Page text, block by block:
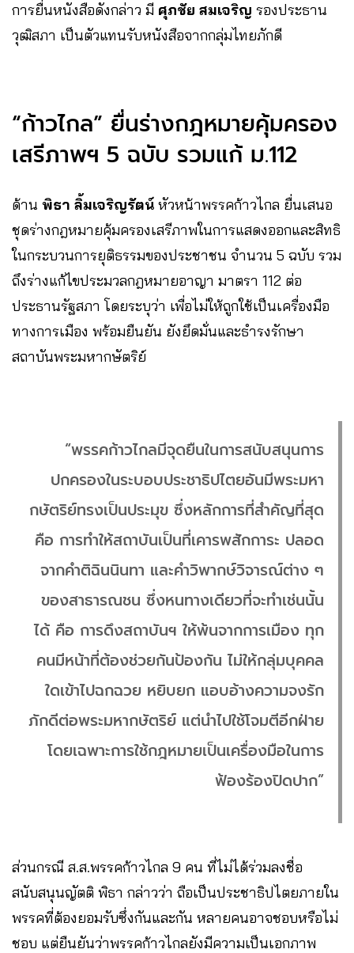
การยื่นหนังสือดังกล่าว มี ศุภชัย สมเจริญ รองประธาน
วุฒิสภา เป็นตัวแทนรับหนังสือจากกลุ่มไทยภักดี
“ก้าวไกล” ยื่นร่างกฎหมายคุ้มครอง
เสรีภาพฯ 5 ฉบับ รวมแก้ ม.112
ด้าน พิธา ลิ้มเจริญรัตน์ หัวหน้าพรรคก้าวไกล ยื่นเสนอ
ชุดร่างกฎหมายคุ้มครองเสรีภาพในการแสดงออกและสิทธิ
ในกระบวนการยุติธรรมของประชาชน จำนวน 5 ฉบับ รวม
ถึงร่างแก้ไขประมวลกฎหมายอาญา มาตรา 112 ต่อ
ประธานรัฐสภา โดยระบุว่า เพื่อไม่ให้ถูกใช้เป็นเครื่องมือ
ทางการเมือง พร้อมยืนยัน ยังยึดมั่นและธำรงรักษา
สถาบันพระมหากษัตริย์
“พรรคก้าวไกลมีจุดยืนในการสนับสนุนการ
ปกครองในระบอบประชาธิปไตยอันมีพระมหา
กษัตริย์ทรงเป็นประมุข ซึ่งหลักการที่สำคัญที่สุด
คือ การทำให้สถาบันเป็นที่เคารพสักการะ ปลอด
จากคำติฉินนินทา และคำวิพากษ์วิจารณ์ต่าง ๆ
ของสาธารณชน ซึ่งหนทางเดียวที่จะทำเช่นนั้น
ได้ คือ การดึงสถาบันฯ ให้พ้นจากการเมือง ทุก
คนมีหน้าที่ต้องช่วยกันป้องกัน ไม่ให้กลุ่มบุคคล
ใดเข้าไปฉกฉวย หยิบยก แอบอ้างความจงรัก
ภักดีต่อพระมหากษัตริย์ แต่นำไปใช้โจมตีอีกฝ่าย
โดยเฉพาะการใช้กฎหมายเป็นเครื่องมือในการ
ฟ้องร้องปิดปาก”
ส่วนกรณี ส.ส.พรรคก้าวไกล 9 คน ที่ไม่ได้ร่วมลงชื่อ
สนับสนุนญัตติ พิธา กล่าวว่า ถือเป็นประชาธิปไตยภายใน
พรรคที่ต้องยอมรับซึ่งกันและกัน หลายคนอาจชอบหรือไม่
ชอบ แต่ยืนยันว่าพรรคก้าวไกลยังมีความเป็นเอกภาพ